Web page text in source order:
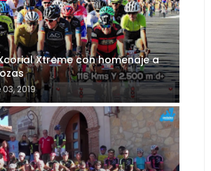
Xtreme con homenaje a
2019